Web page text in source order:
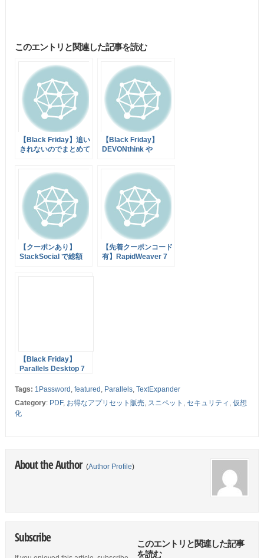
このエントリと関連した記事を読む
【Black Friday】追い
きれないのでまとめて
【Black Friday】
DEVONthink や
製品が25%オフ！
【クーポンあり】
StackSocial で総額
【先着クーポンコード
有】RapidWeaver 7
【Black Friday】
Parallels Desktop 7
Monday】
Tags: 1Password, featured, Parallels, TextExpander
Category: PDF, お得なアプリセット販売, スニペット , セキュリティ , 仮想
化
About the Author (Author Profile)
このエントリと関連した記事
を読む
Subscribe